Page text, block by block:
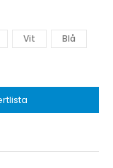
Vit
Blå